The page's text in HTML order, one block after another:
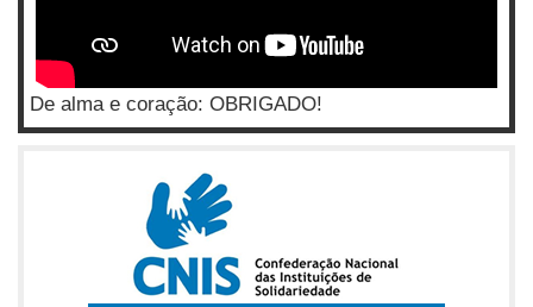
De alma e coração: OBRIGADO!